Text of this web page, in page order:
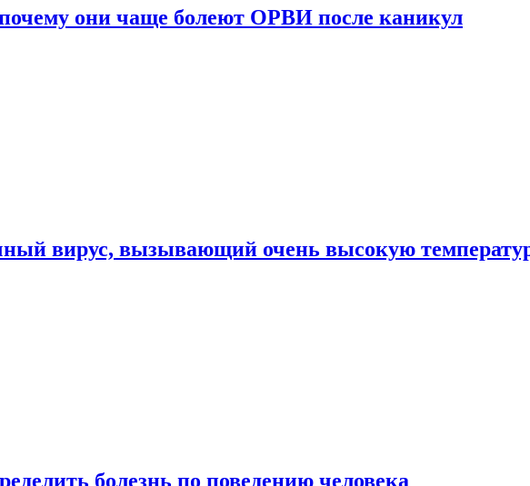
они чаще болеют ОРВИ после каникул
вирус, вызывающий очень высокую
болезнь по поведению человека